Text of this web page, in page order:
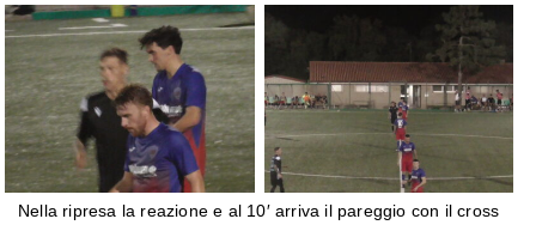
Nella ripresa la reazione e al 10′ arriva il pareggio con il cross